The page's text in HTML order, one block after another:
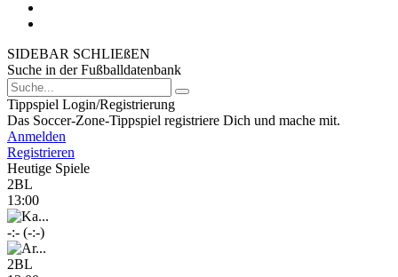
SIDEBAR SCHLIEßEN
Suche in der Fußballdatenbank
Tippspiel Login/Registrierung
Das Soccer-Zone-Tippspiel registriere Dich und mache mit.
Anmelden
Registrieren
Heutige Spiele
2BL
13:00
-:- (-:-)
2BL